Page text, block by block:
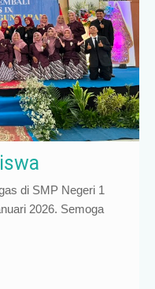
di SMP Negeri 1
2026. Semoga